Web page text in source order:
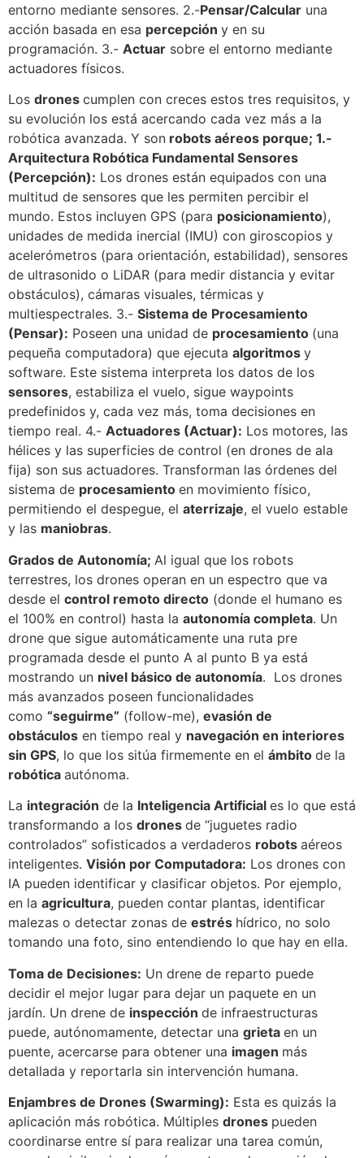
entorno mediante sensores. 2.-Pensar/Calcular una
acción basada en esa percepción y en su
programación. 3.- Actuar sobre el entorno mediante
actuadores físicos.
Los drones cumplen con creces estos tres requisitos, y
su evolución los está acercando cada vez más a la
robótica avanzada. Y son robots aéreos porque; 1.-
Arquitectura Robótica Fundamental Sensores
(Percepción): Los drones están equipados con una
multitud de sensores que les permiten percibir el
mundo. Estos incluyen GPS (para posicionamiento),
unidades de medida inercial (IMU) con giroscopios y
acelerómetros (para orientación, estabilidad), sensores
de ultrasonido o LiDAR (para medir distancia y evitar
obstáculos), cámaras visuales, térmicas y
multiespectrales. 3.- Sistema de Procesamiento
(Pensar): Poseen una unidad de procesamiento (una
pequeña computadora) que ejecuta algoritmos y
software. Este sistema interpreta los datos de los
sensores, estabiliza el vuelo, sigue waypoints
predefinidos y, cada vez más, toma decisiones en
tiempo real. 4.- Actuadores (Actuar): Los motores, las
hélices y las superficies de control (en drones de ala
fija) son sus actuadores. Transforman las órdenes del
sistema de procesamiento en movimiento físico,
permitiendo el despegue, el aterrizaje, el vuelo estable
y las maniobras.
Grados de Autonomía; Al igual que los robots
terrestres, los drones operan en un espectro que va
desde el control remoto directo (donde el humano es
el 100% en control) hasta la autonomía completa. Un
drone que sigue automáticamente una ruta pre
programada desde el punto A al punto B ya está
mostrando un nivel básico de autonomía. Los drones
más avanzados poseen funcionalidades
como “seguirme” (follow-me), evasión de
obstáculos en tiempo real y navegación en interiores
sin GPS, lo que los sitúa firmemente en el ámbito de la
robótica autónoma.
La integración de la Inteligencia Artificial es lo que está
transformando a los drones de “juguetes radio
controlados” sofisticados a verdaderos robots aéreos
inteligentes. Visión por Computadora: Los drones con
IA pueden identificar y clasificar objetos. Por ejemplo,
en la agricultura, pueden contar plantas, identificar
malezas o detectar zonas de estrés hídrico, no solo
tomando una foto, sino entendiendo lo que hay en ella.
Toma de Decisiones: Un drene de reparto puede
decidir el mejor lugar para dejar un paquete en un
jardín. Un drene de inspección de infraestructuras
puede, autónomamente, detectar una grieta en un
puente, acercarse para obtener una imagen más
detallada y reportarla sin intervención humana.
Enjambres de Drones (Swarming): Esta es quizás la
aplicación más robótica. Múltiples drones pueden
coordinarse entre sí para realizar una tarea común,